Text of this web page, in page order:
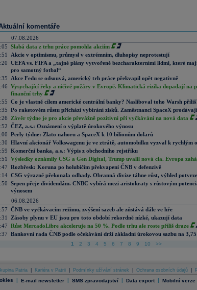
komentáře
07.08.2026
Slabá data z trhu práce pomohla akciím
Akcie v optimismu, průmysl v extrémním, dluhopisy neprotestují
UEFA vs. FIFA a „tajné plány vytvořené bezcharakterními lidmi, které
pro samotný fotbal“
Akce Fedu se odsouvá, americký trh práce překvapil opět negativně
Vysychající řeky a ničivé požáry v Evropě. Klimatická rizika dopadají na
finanční trhy
Co je vlastně cílem americké centrální banky? Nasliboval toho Warsh
Po raketovém růstu přichází vybírání zisků. Zaměstnanci SpaceX
Závěr týdne je pro akcie převážně pozitivní při vyčkávání na nová data
ČEZ, a.s.: Oznámení o výplatě úrokového výnosu
Perly týdne: Zlato nahoru a SpaceX k 10 bilionům dolarů
Hlavní akcionář Volkswagenu je ve ztrátě, automobilku vyzval k rychlým
Komerční banka, a.s.: Výpis z obchodního rejstříku
Výsledky oznámily CSG a Gen Digital, Trump uvalil nová cla. Evropa
Rozbřesk: Koruna po holubičím překvapení ČNB v defenzivě
CSG výrazně překonala odhady. Obranná divize táhne růst, výhled
Srpen přeje dividendám. CNBC vybírá mezi aristokraty s růstovým
výnosem
06.08.2026
ČNB ve vyčkávacím režimu, zvýšení sazeb ale zůstává dále ve hře
Zásoby plynu v EU jsou pro toto období rekordně nízké, ukazují data
Růst MercadoLibre akceleruje na 50 %. Podle trhu ale roste příliš draze
Bankovní rada ČNB podle očekávání drží základní úrokovou sazbu na
1 2 3 4 5 6 7 8 9 10 >>
Patria Kariéra v Patrii Podmínky užívání stránek Ochrana osobních údajů
| E-mail newsletter | SMS zpravodajství | Data export | Mobilní verze